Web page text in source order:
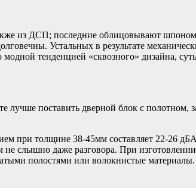
из ДСП; последние облицовывают
Устальных в результате
тенденцией «сквозного» дизайна,
лучше поставить дверной блок с
при толщине 38-45мм составляет 22-26
не слышно даже разговора. При
полостями или волокнистые